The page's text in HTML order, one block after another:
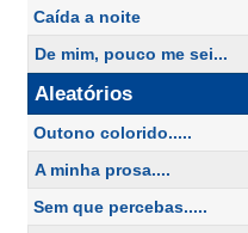
Caída a noite
De mim, pouco me sei...
Aleatórios
Outono colorido.....
A minha prosa....
Sem que percebas.....